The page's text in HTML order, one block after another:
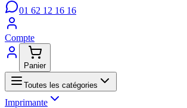
01 62 12 16 16
Compte
Panier
Toutes les catégories
Imprimante